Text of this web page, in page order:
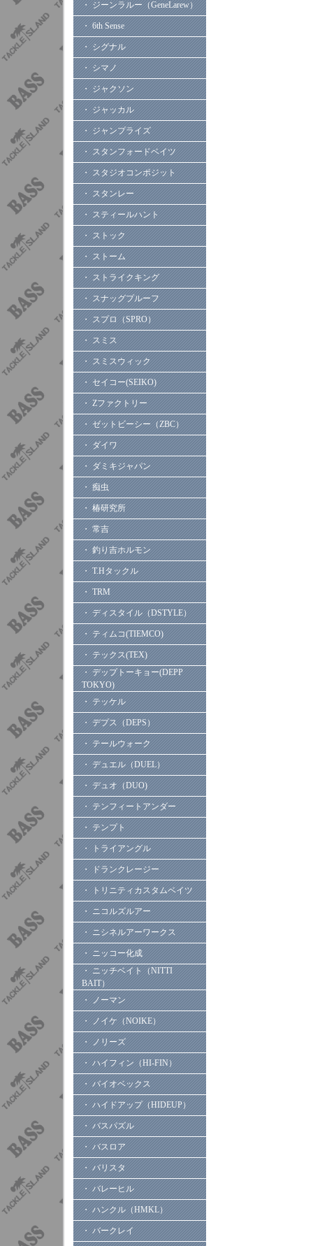
・ ジーンラルー（GeneLarew）
・ 6th Sense
・ シグナル
・ シマノ
・ ジャクソン
・ ジャッカル
・ ジャンプライズ
・ スタンフォードベイツ
・ スタジオコンポジット
・ スタンレー
・ スティールハント
・ ストック
・ ストーム
・ ストライクキング
・ スナッグプルーフ
・ スプロ（SPRO）
・ スミス
・ スミスウィック
・ セイコー(SEIKO)
・ Zファクトリー
・ ゼットビーシー（ZBC）
・ ダイワ
・ ダミキジャパン
・ 痴虫
・ 椿研究所
・ 常吉
・ 釣り吉ホルモン
・ T.Hタックル
・ TRM
・ ディスタイル（DSTYLE）
・ ティムコ(TIEMCO)
・ テックス(TEX)
・ デップトーキョー(DEPP
TOKYO)
・ テッケル
・ デプス（DEPS）
・ テールウォーク
・ デュエル（DUEL）
・ デュオ（DUO)
・ テンフィートアンダー
・ テンプト
・ トライアングル
・ ドランクレージー
・ トリニティカスタムベイツ
・ ニコルズルアー
・ ニシネルアーワークス
・ ニッコー化成
・ ニッチベイト（NITTI
BAIT）
・ ノーマン
・ ノイケ（NOIKE）
・ ノリーズ
・ ハイフィン（HI-FIN）
・ バイオベックス
・ ハイドアップ（HIDEUP）
・ バスパズル
・ バスロア
・ バリスタ
・ バレーヒル
・ ハンクル（HMKL）
・ バークレイ